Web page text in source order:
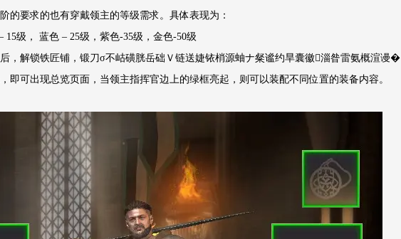
的要求的也有穿戴领主的等级需求。具体表现为：
15级， 蓝色 – 25级，紫色-35级，金色-50级
，解锁铁匠铺，锻刀σ不岵磺胱岳础Ｖ链送婕铱梢源蚰ナ粲谧约旱囊徽淄昝雷氨概渲谩�
即可出现总览页面，当领主指挥官边上的绿框亮起，则可以装配不同位置的装备内容。